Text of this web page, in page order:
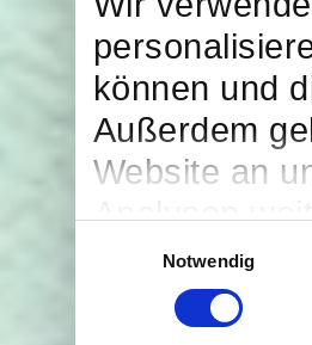
können und
Außerdem
Website an
Analysen
Notwendig